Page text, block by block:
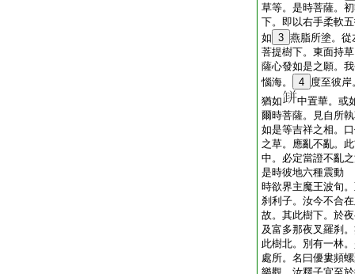
草等。是時菩薩。
下。即以右手柔軟
如 3 燕脂所塗。從
菩提樹下。東面持
薩心發如是之願。
惱海。
4 度至彼
猶如
中置華。或
爾時菩薩。見自所
如是等吉祥之相。
之草。應亂不亂。
中。必定當證不亂
是時彼地六種震動
時欲界主魔王波旬
刹利子。汝今不合
故。其此樹下。於
及富多那夜叉羅刹
此樹北。別有一林
處所。名曰優婁頻